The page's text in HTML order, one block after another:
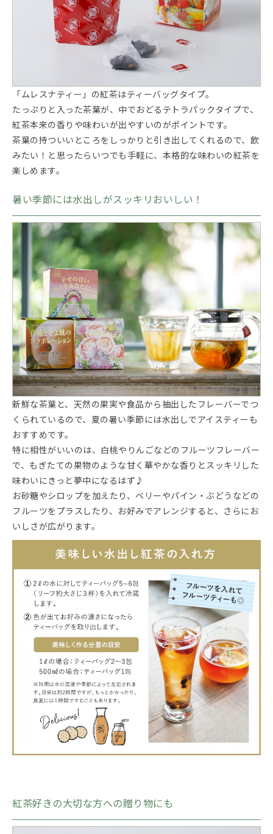
「ムレスナティー」の紅茶はティーバッグタイプ。
たっぷりと入った茶葉が、中でおどるテトラパックタイプで、
紅茶本来の香りや味わいが出やすいのがポイントです。
茶葉の持ついいところをしっかりと引き出してくれるので、飲
みたい！と思ったらいつでも手軽に、本格的な味わいの紅茶を
楽しめます。
暑い季節には水出しがスッキリおいしい！
新鮮な茶葉と、天然の果実や食品から抽出したフレーバーでつ
くられているので、夏の暑い季節には水出しでアイスティーも
おすすめです。
特に相性がいいのは、白桃やりんごなどのフルーツフレーバー
で、もぎたての果物のような甘く華やかな香りとスッキリした
味わいにきっと夢中になるはず♪
お砂糖やシロップを加えたり、ベリーやパイン・ぶどうなどの
フルーツをプラスしたり、お好みでアレンジすると、さらにお
いしさが広がります。
紅茶好きの大切な方への贈り物にも